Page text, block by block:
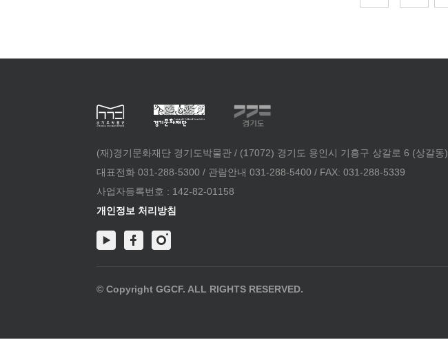
(재)경기문화재단 경기도박물관 / (17072) 경기도 용인시 기흥구 상갈로 6 (상갈동)
대표전화 031-288-5300 / 관람안내 031-288-5400 / FAX: 031-288-5339
사업자등록번호 : 142-82-01158
개인정보 처리방침
© Copyright GGCF. ALL RIGHTS RESERVED.